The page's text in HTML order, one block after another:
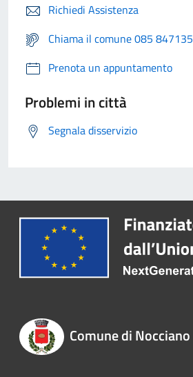
Richiedi Assistenza
Chiama il comune 085 847135
Prenota un appuntamento
Problemi in città
Segnala disservizio
Comune di Nocciano